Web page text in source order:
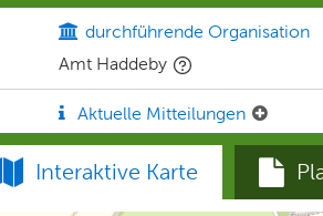
durchführende Organisation
Amt Haddeby
Aktuelle Mitteilungen
Interaktive Karte